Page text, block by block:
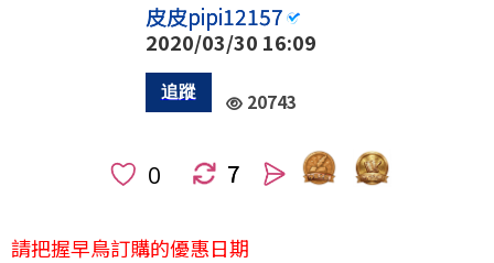
皮皮pipi12157
2020/03/30 16:09
20743
7
請把握早鳥訂購的優惠日期